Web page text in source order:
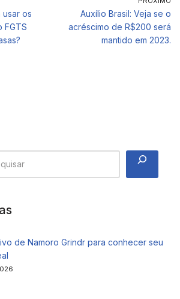
os
FGTS
Auxílio Brasil: Veja se o
acréscimo de R$200 será
mantido em 2023.
de Namoro Grindr para conhecer seu